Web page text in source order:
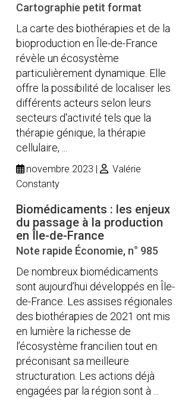
Cartographie petit format
La carte des biothérapies et de la
bioproduction en Île-de-France
révèle un écosystème
particulièrement dynamique. Elle
offre la possibilité de localiser les
différents acteurs selon leurs
secteurs d'activité tels que la
thérapie génique, la thérapie
cellulaire, ...
novembre 2023
Valérie
Constanty
Biomédicaments : les enjeux
du passage à la production
en Île-de-France
Note rapide Économie, n° 985
De nombreux biomédicaments
sont aujourd’hui développés en Île-
de-France. Les assises régionales
des biothérapies de 2021 ont mis
en lumière la richesse de
l’écosystème francilien tout en
préconisant sa meilleure
structuration. Les actions déjà
engagées par la région sont à ...